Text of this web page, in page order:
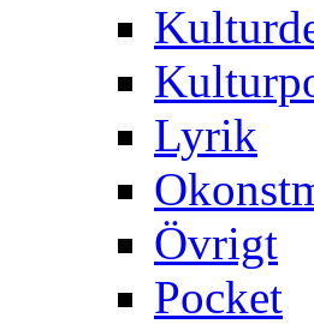
Lyrik
Övrigt
Pocket